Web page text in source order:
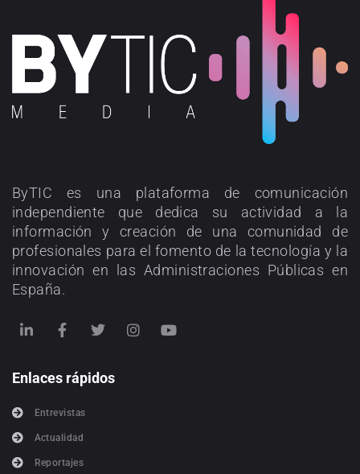
ByTIC es una plataforma de comunicación
independiente que dedica su actividad a la
información y creación de una comunidad de
profesionales para el fomento de la tecnología y la
innovación en las Administraciones Públicas en
España.
Enlaces rápidos
Entrevistas
Actualidad
Reportajes